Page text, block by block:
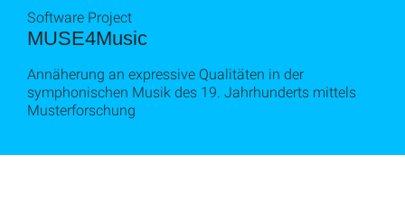
MUSE4Music
Software Project
Annäherung an expressive Qualitäten in der
symphonischen Musik des 19. Jahrhunderts mittels
Musterforschung